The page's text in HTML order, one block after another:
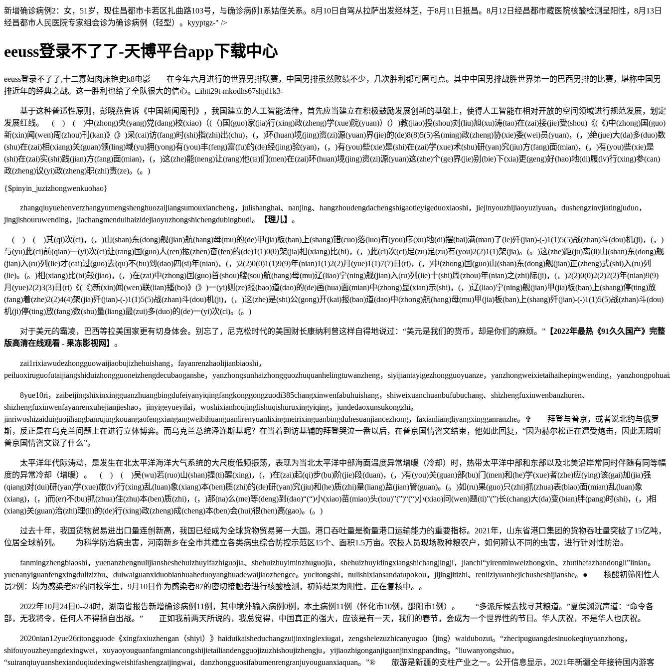
新增确诊病例2：女，51岁，现住昌都市卡若区扎曲路103号，与确诊病例1系姑侄关系。8月10日自驾从拉萨出发经林芝，于8月11日抵昌。8月12日经昌都市藏医院核酸检测呈阳性，8月13日
经昌都市人民医院专家组会诊为确诊病例（轻型）。kyyptgz-" />
eeuss登录不了了-天博平台app下载中心
eeuss登录不了了,十二寡妇肉床艳史k8电影 在今年六月进行的世界男排联赛，中国男排虽然败绩不少，几次胜利都可圈可点。其中中国男排战胜世界第一的巴西男排的比赛，堪称中国男
排近年的经典之战。这一胜利也给了全队很大的信心。□ihtt29t-mkodhs67shjd1k3-
基于这种普适性原则，彭晓燕告诉《中国新闻周刊》，我国建立的人工智能法律，首先应当建立在积极鼓励发展创新的基础上，使得人工智能在相对开放的空间领域进行规范发展，划定
发展红线。 ( ) ( )中(zhong)央(yang)党(dang)校(xiao)（(（)国(guo)家(jia)行(xing)政(zheng)学(xue)院(yuan)）(）)教(jiao)授(shou)刘(liu)旭(xu)涛(tao)在(zai)接(jie)受(shou)《(《)中(zhong)国(guo)
新(xin)闻(wen)周(zhou)刊(kan)》(》)采(cai)访(fang)时(shi)指(zhi)出(chu)，(，)环(huan)境(jing)资(zi)源(yuan)界(jie)的(de)8(8)5(5)名(ming)政(zheng)协(xie)委(wei)员(yuan)，(，)绝(jue)大(da)多(duo)数
(shu)在(zai)相(xiang)关(guan)领(ling)域(yu)拥(yong)有(you)丰(feng)富(fu)的(de)经(jing)验(yan)，(，)有(you)些(xie)是(shi)在(zai)学(xue)术(shu)研(yan)究(jiu)方(fang)面(mian)，(，)有(you)些(xie)是
(shi)在(zai)实(shi)践(jian)方(fang)面(mian)，(，)这(zhe)能(neng)让(rang)他(ta)们(men)在(zai)环(huan)境(jing)资(zi)源(yuan)这(zhe)个(ge)界(jie)别(bie)下(xia)更(geng)好(hao)地(di)履(lv)行(xing)参(can)
政(zheng)议(yi)政(zheng)职(zhi)责(ze)。(。)
{$pinyin_juzizhongwenkuohao}
zhangqiuyuehenverzhangyumengshenghuozaijiangsumouxiancheng，julishanghai、nanjing、hangzhoudengdachengshigaotieyigeduoxiaoshi，jiejinyouzhijiaoyuziyuan。dushengzinvjiatingjuduo，
jingjishouruwending，jiachangmenduihaizidejiaoyuzhongshichengdubingbudi。
【理儿】 。
( ) ( )其(qi)次(ci)，(，)山(shan)东(dong)舰(jian)航(hang)母(mu)的(de)甲(jia)板(ban)上(shang)错(cuo)落(luo)有(you)序(xu)地(di)摆(bai)满(man)了(le)歼(jian)-(-)1(1)5(5)战(zhan)斗(dou)机(ji)，(，)
与(yu)此(ci)前(qian)一(yi)次(ci)让(rang)国(guo)人(ren)振(zhen)奋(fen)的(de)1(1)0(0)架(jia)相(xiang)比(bi)，(，)此(ci)次(ci)足(zu)足(zu)有(you)2(2)1(1)架(jia)。(。)这(zhe)距(ju)离(li)山(shan)东(dong)舰
(jian)入(ru)列(lie)才(cai)过(guo)去(qu)不(bu)到(dao)四(si)年(nian)，(，)2(2)0(0)1(1)9(9)年(nian)1(1)2(2)月(yue)1(1)7(7)日(ri)，(，)中(zhong)国(guo)山(shan)东(dong)舰(jian)正(zheng)式(shi)入(ru)列
(lie)。(。)相(xiang)比(bi)较(jiao)，(，)在(zai)中(zhong)国(guo)首(shou)艘(sou)航(hang)母(mu)辽(liao)宁(ning)舰(jian)入(ru)列(lie)十(shi)周(zhou)年(nian)之(zhi)际(ji)，(，)2(2)0(0)2(2)2(2)年(nian)9(9)
月(yue)2(2)3(3)日(ri)《(《)新(xin)闻(wen)联(lian)播(bo)》(》)一(yi)则(ze)报(bao)道(dao)的(de)画(hua)面(mian)中(zhong)显(xian)示(shi)，(，)辽(liao)宁(ning)舰(jian)甲(jia)板(ban)上(shang)停(ting)放
(fang)着(zhe)2(2)4(4)架(jia)歼(jian)-(-)1(1)5(5)战(zhan)斗(dou)机(ji)，(，)这(zhe)是(shi)公(gong)开(kai)报(bao)道(dao)中(zhong)航(hang)母(mu)甲(jia)板(ban)上(shang)歼(jian)-(-)1(1)5(5)战(zhan)斗(dou)
机(ji)停(ting)放(fang)数(shu)量(liang)最(zui)多(duo)的(de)一(yi)次(ci)。(。)
对于美元的霸凌，巴西等拉美国家更有切身体会。别忘了，尼克松时代的美国财长康纳利曾这样自得地说过：“美元是我们的货币，却是你们的麻烦。” 【2022年最热《91久久国产》完整
版高清在线观看 - 果冻影视网】 。
zai1rixiawudezhongguowaijiaobujizhehuishang，fayanrenzhaolijianbiaoshi，
peiluoxi‍‍ruguofutai‍‍jiangshiduizhongguoneizhengde‍‍cubaoganshe，‍‍yanzhongsunhai‍‍zhongguozhuquanhelingtuwanzheng，‍‍siyijiantayigezhongguoyuanze，‍‍yanzhongweixie‍‍taihaihepingwending，‍‍
8yue10ri，zaibeijingshixinxingguanzhuangbingdufeiyanyiqingfangkonggongzuodi385changxinwenfabuhuishang，shiweixuanchuanbufubuchang、shizhengfuxinwenbanzhuren、
shizhengfuxinwenfayanrenxuhejianjieshao，jinyigeyueyilai，woshixianhoujinglishuqishuruxingyiqing，jundedaoxunsukongzhi。
jinriwoshizaiduiguojihangbanrujingkouangaofengxiangangweibihuanguanlirenyuanlixingmeirixinguanbingduhesuanjiancezhong，faxianliangliyangxingganranzhe。✞ 拜登与普京，或者说北约与俄罗
斯，反正是在乌克兰问题上在进行立体博弈。而乌克兰总统泽连斯基呢？在当着到访基辅的拜登哭泣一番以后，在普京国情咨文结束，他如此回复，“因为赫尔松正在遭受炮击，因此无暇听
普京国情咨文说了什么”。
太平洋年代际涛动，是发生在北太平洋海洋大气系统的大尺度低频振荡，表现为当北太平洋中部海面温度异常增暖（冷却）时，热带太平洋中部和东部以及北美沿岸常同时伴随有同等幅
度的异常冷却（增暖）。 ( ) ( )吴(wu)若(ruo)山(shan)提(ti)醒(xing)，(，)在(zai)起(qi)步(bu)阶(jie)段(duan)，(，)有(you)关(guan)部(bu)门(men)和(he)学(xue)者(zhe)应(ying)该(gai)加(jia)强
(qiang)对(dui)研(yan)学(xue)旅(lv)行(xing)乱(luan)象(xiang)本(ben)质(zhi)的(de)研(yan)究(jiu)和(he)质(zhi)量(liang)监(jian)管(guan)。(。)如(ru)果(guo)只(zhi)抓(zhua)表(biao)面(mian)乱(luan)象
(xiang)，(，)而(er)不(bu)抓(zhua)住(zhu)本(ben)质(zhi)，(，)那(na)么(me)等(deng)到(dao)“(“)小(xiao)苗(miao)头(tou)”(”)“(“)小(xiao)问(wen)题(ti)”(”)长(chang)大(da)变(bian)胖(pang)时(shi)，(，)相
(xiang)关(guan)治(zhi)理(li)的(de)行(xing)政(zheng)成(cheng)本(ben)会(hui)很(hen)高(gao)。(。)
过去十年，我国货物贸易进出口量连创新高，我国已经成为全球货物贸易第一大国。港口吞吐量是衡量港口运输能力的重要指标。2021年，山东省港口集团的货物吞吐量突破了15亿吨，
位居全球前列。 为科学防治病虫害，河南新乡在全市共建立各类病虫综合防控示范区15个、面积1.5万亩。农技人员现场教种粮农户，如何辨认不同的虫害，进行针对性防治。
fanmingzhengbiaoshi，yuenanzhengnulijiansheshehuizhuyifazhiguojia、shehuizhuyiminzhuguojia，shehuizhuyidingxiangshichangjingji，jianchi“yirenminweizhongxin、zhutihefazhandongli”linian。
yuenanyiguanfengxingdulizizhu、duiwaiguanxiduobianhuaheduoyanghuadewaijiaozhengce。yucitongshi，nulishixiansandatupokou，jijingjitizhi、renliziyuanhejichusheshijianshe。● 核酸初筛阳性人
员2例：均为感染者87的同校学生，9月10日作为感染者87的密切接触者进行核酸检测，初筛结果为阳性，正在复核中。。
2022年10月24日0--24时，湖南省报告新增确诊病例11例，其中境外输入病例0例，本土病例11例（怀化市10例，邵阳市1例）。 “多派斥候去找寻其粮道。”夏侯渊沉声道：“命令各
部，无我将令，任何人不得擅自出战。” 正如我前两天所说的，我总觉得，中国真正的强大，应该是有一天，我们的春节，会成为一个世界性的节日。华人庆祝，不是华人也庆祝。
2020nian12yue26ritongguode《xingfaxiuzhengan（shiyi）》haiduikaisheduchangzuijinxinglexiugai，zengshelezuzhicanyuguo（jing）waidubozui。“zhecipuguangdesinuokeqiuyuanzhong，
shifouyouzheyangdexingwei，xuyaoyouguanfangmiancongshijietailiandengguojizuzhishoujizhengju，yijiaozhigonganjiguanjinxingpanding。”liuwanyongshuo，
“suiranqiuyuanshexianduqiudexingweishifashengzaijingwai，danzhongguosifabumenrengranjuyouguanxiaquan。”® 旅游是新疆的支柱产业之一。公开信息显示，2021年新疆全年接待国内游客